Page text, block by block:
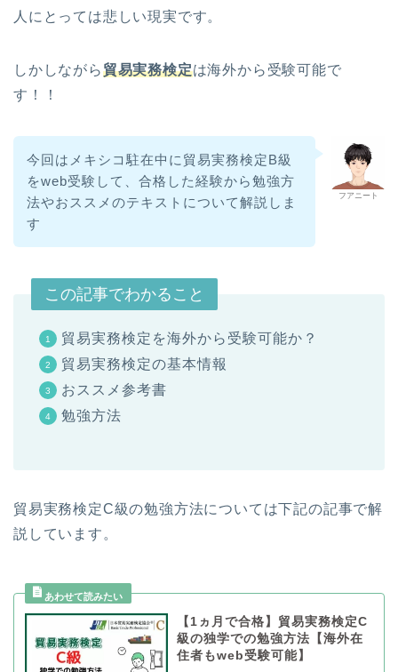
人にとっては悲しい現実です。
しかしながら貿易実務検定は海外から受験可能で
す！！
フアニート
今回はメキシコ駐在中に貿易実務検定B級
をweb受験して、合格した経験から勉強方
法やおススメのテキストについて解説しま
す
この記事でわかること
貿易実務検定を海外から受験可能か？
貿易実務検定の基本情報
おススメ参考書
勉強方法
貿易実務検定C級の勉強方法については下記の記事で解
説しています。
【1ヵ月で合格】貿易実務検定C
級の独学での勉強方法【海外在
住者もweb受験可能】